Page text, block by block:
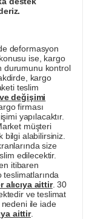
deformasyon
ise, kargo
durumunu kontrol
kargo
teslim
değişimi
firması
yapılacaktır.
müşteri
bilgi alabilirsiniz.
size
edilecektir.
itibaren
alıcıya aittir. 30
ve teslimat
nedeni ile iade
aittir.